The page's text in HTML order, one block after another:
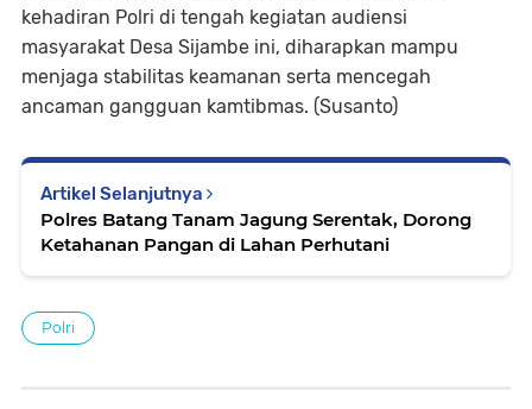
kehadiran Polri di tengah kegiatan audiensi
masyarakat Desa Sijambe ini, diharapkan mampu
menjaga stabilitas keamanan serta mencegah
ancaman gangguan kamtibmas. (Susanto)
Artikel Selanjutnya
Polres Batang Tanam Jagung Serentak, Dorong
Ketahanan Pangan di Lahan Perhutani
Polri